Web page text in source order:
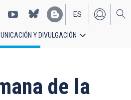
EN
ES
Y DIVULGACIÓN
de la